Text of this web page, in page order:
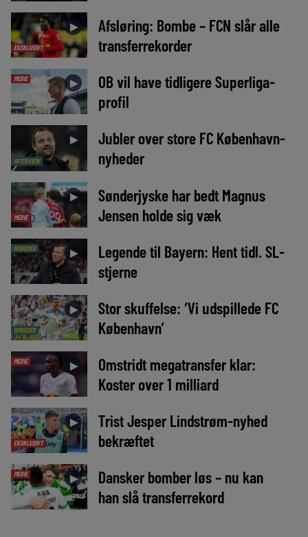
EKSKLUSIVT
►
Afsløring: Bombe – FCN slår alle
transferrekorder
MEDIE ►
OB vil have tidligere Superliga-
profil
INTERVIEW
►
Jubler over store FC København-
nyheder
MEDIE
►
Sønderjyske har bedt Magnus
Jensen holde sig væk
NYHEDER ►
Legende til Bayern: Hent tidl. SL-
stjerne
NYHEDER
►
Stor skuffelse: ‘Vi udspillede FC
København’
MEDIE ►
Omstridt megatransfer klar:
Koster over 1 milliard
EKSKLUSIVT
►
Trist Jesper Lindstrøm-nyhed
bekræftet
MEDIE ►
Dansker bomber løs – nu kan
han slå transferrekord